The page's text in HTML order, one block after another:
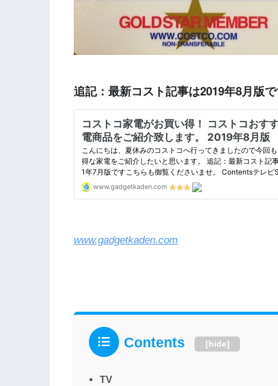
追記：最新コスト記事は2019年8月版
www.gadgetkaden.com
Contents [hide]
TV